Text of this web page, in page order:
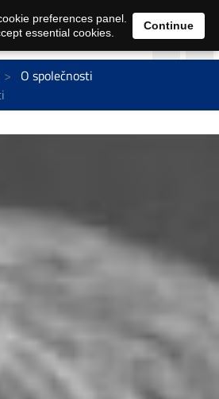
O společnosti
preferences panel.
essential cookies.
Continue